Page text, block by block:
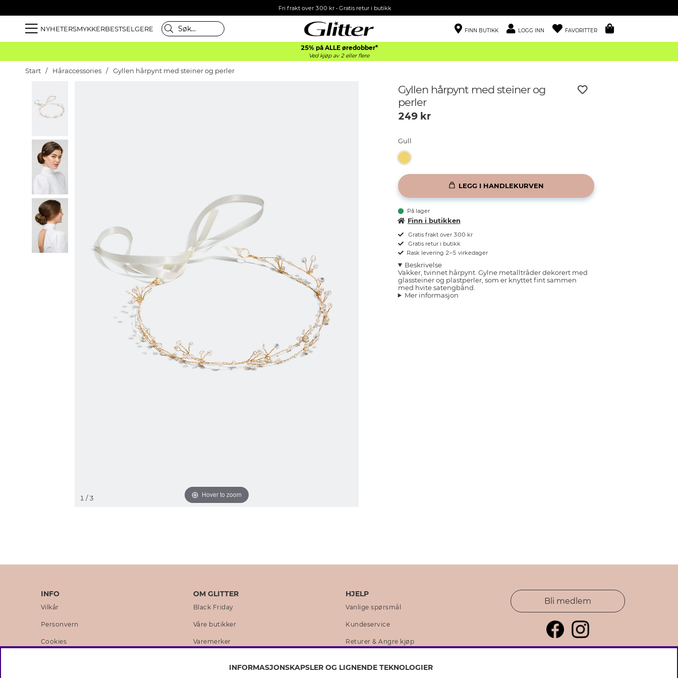
Fri frakt over 300 kr • Gratis retur i butikk
NYHETERSMYKKERBESTSELGERE FINN BUTIKK LOGG INN FAVORITTER
25% på ALLE øredobber*
Ved kjøp av 2 eller flere
Start Håraccessories Gyllen hårpynt med steiner og perler
Hover to zoom
1 / 3
Gyllen hårpynt med steiner og
perler
249kr
Gull
LEGG I HANDLEKURVEN
På lager
Finn i butikken
Gratis frakt over 300 kr
Gratis retur i butikk
Rask levering 2–5 virkedager
Beskrivelse
Vakker, tvinnet hårpynt. Gylne metalltråder dekorert med
glassteiner og plastperler, som er knyttet fint sammen
med hvite satengbånd.
Mer informasjon
INFO
Vilkår
Personvern
Cookies
OM GLITTER
Black Friday
Våre butikker
Varemerker
HJELP
Vanlige spørsmål
Kundeservice
Returer & Angre kjøp
Bli medlem
INFORMASJONSKAPSLER OG LIGNENDE TEKNOLOGIER